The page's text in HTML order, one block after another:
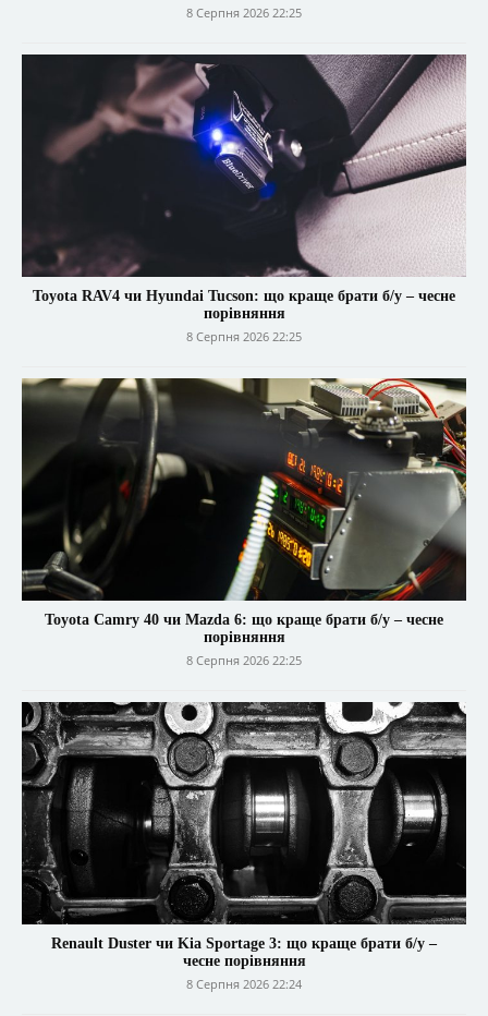
8 Серпня 2026 22:25
Toyota RAV4 чи Hyundai Tucson: що краще брати б/у – чесне
порівняння
8 Серпня 2026 22:25
Toyota Camry 40 чи Mazda 6: що краще брати б/у – чесне
порівняння
8 Серпня 2026 22:25
Renault Duster чи Kia Sportage 3: що краще брати б/у –
чесне порівняння
8 Серпня 2026 22:24